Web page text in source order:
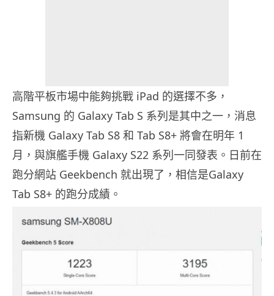
高階平板市場中能夠挑戰 iPad 的選擇不多，
Samsung 的 Galaxy Tab S 系列是其中之一，消息
指新機 Galaxy Tab S8 和 Tab S8+ 將會在明年 1
月，與旗艦手機 Galaxy S22 系列一同發表。日前在
跑分網站 Geekbench 就出現了，相信是Galaxy
Tab S8+ 的跑分成績。